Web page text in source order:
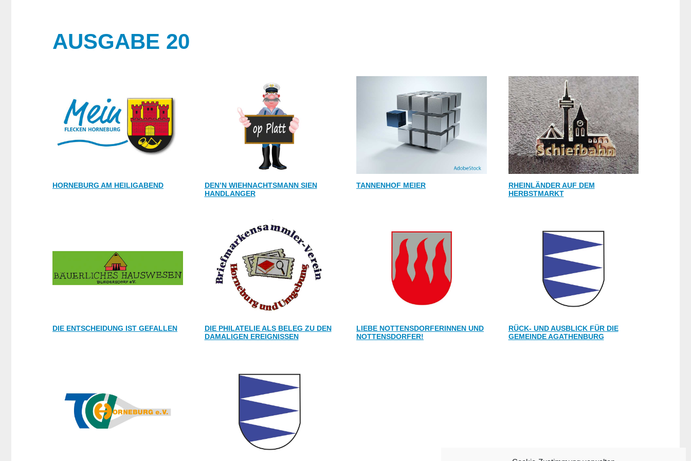
AUSGABE 20
HORNEBURG AM HEILIGABEND
DEN’N WIEHNACHTSMANN SIEN
HANDLANGER
TANNENHOF MEIER
RHEINLÄNDER AUF DEM
HERBSTMARKT
DIE ENTSCHEIDUNG IST GEFALLEN
DIE PHILATELIE ALS BELEG ZU DEN
DAMALIGEN EREIGNISSEN
LIEBE NOTTENSDORFERINNEN UND
NOTTENSDORFER!
RÜCK- UND AUSBLICK FÜR DIE
GEMEINDE AGATHENBURG